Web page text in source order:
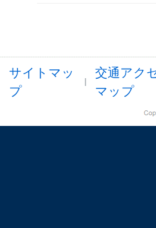
サイトマッ
プ
交通アク
マップ